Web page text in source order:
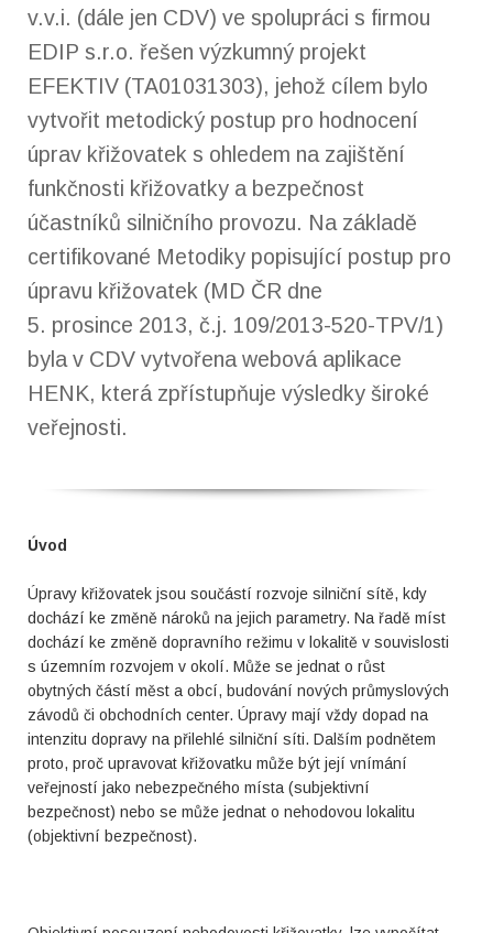
v.v.i. (dále jen CDV) ve spolupráci s firmou
EDIP s.r.o. řešen výzkumný projekt
EFEKTIV (TA01031303), jehož cílem bylo
vytvořit metodický postup pro hodnocení
úprav křižovatek s ohledem na zajištění
funkčnosti křižovatky a bezpečnost
účastníků silničního provozu. Na základě
certifikované Metodiky popisující postup pro
úpravu křižovatek (MD ČR dne
5. prosince 2013, č.j. 109/2013-520-TPV/1)
byla v CDV vytvořena webová aplikace
HENK, která zpřístupňuje výsledky široké
veřejnosti.
Úvod
Úpravy křižovatek jsou součástí rozvoje silniční sítě, kdy
dochází ke změně nároků na jejich parametry. Na řadě míst
dochází ke změně dopravního režimu v lokalitě v souvislosti
s územním rozvojem v okolí. Může se jednat o růst
obytných částí měst a obcí, budování nových průmyslových
závodů či obchodních center. Úpravy mají vždy dopad na
intenzitu dopravy na přilehlé silniční síti. Dalším podnětem
proto, proč upravovat křižovatku může být její vnímání
veřejností jako nebezpečného místa (subjektivní
bezpečnost) nebo se může jednat o nehodovou lokalitu
(objektivní bezpečnost).